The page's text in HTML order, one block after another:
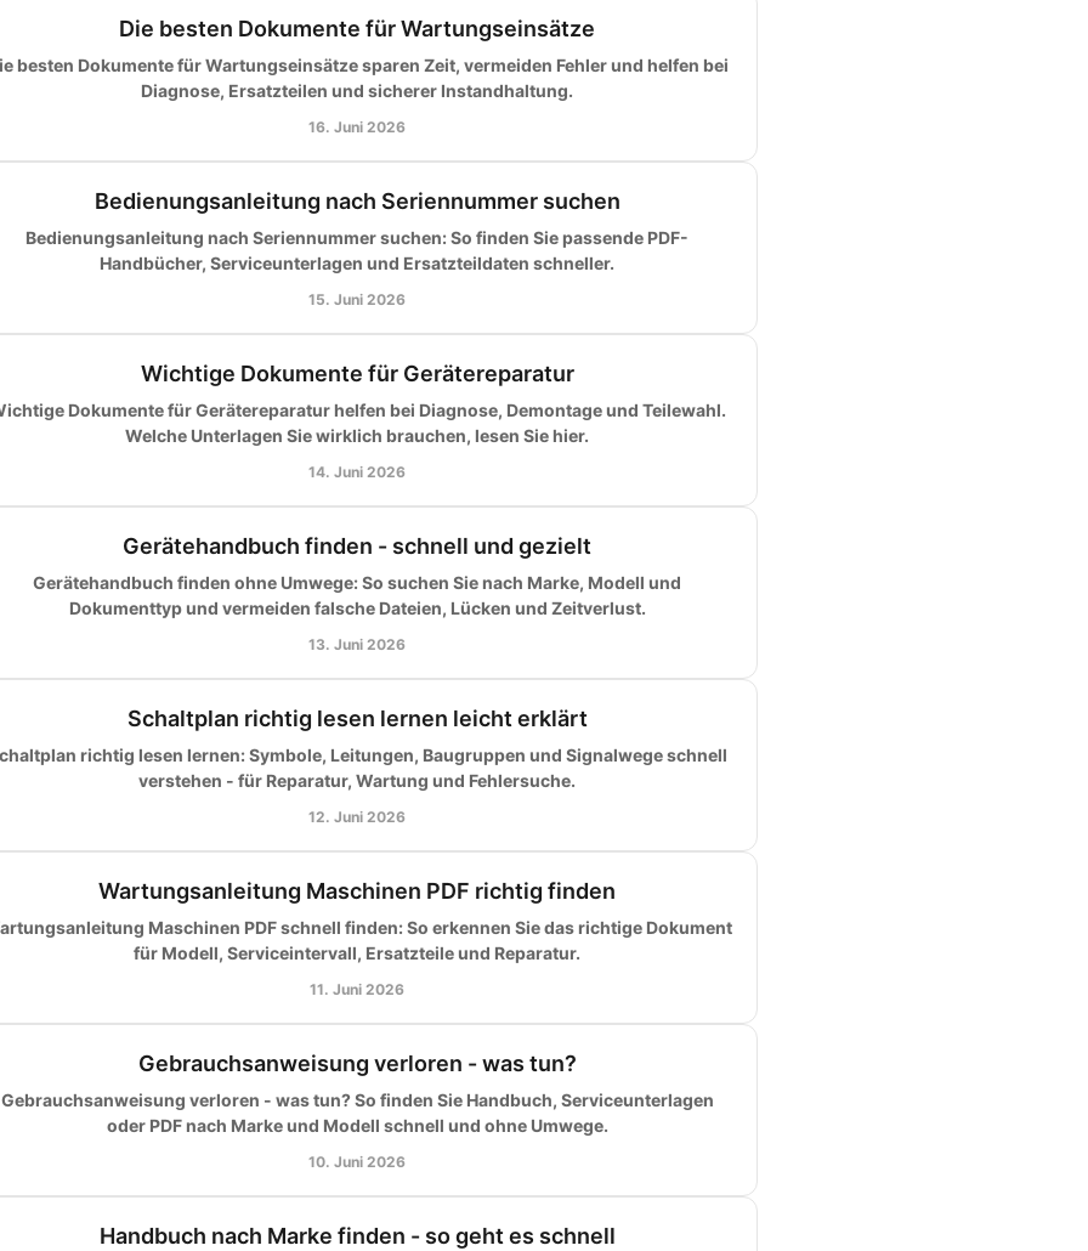
Die besten Dokumente für Wartungseinsätze
besten Dokumente für Wartungseinsätze sparen Zeit, vermeiden Fehler und helfen bei
Diagnose, Ersatzteilen und sicherer Instandhaltung.
16. Juni 2026
Bedienungsanleitung nach Seriennummer suchen
Bedienungsanleitung nach Seriennummer suchen: So finden Sie passende PDF-
Handbücher, Serviceunterlagen und Ersatzteildaten schneller.
15. Juni 2026
Wichtige Dokumente für Gerätereparatur
Dokumente für Gerätereparatur helfen bei Diagnose, Demontage und Teilewahl.
Welche Unterlagen Sie wirklich brauchen, lesen Sie hier.
14. Juni 2026
Gerätehandbuch finden - schnell und gezielt
Gerätehandbuch finden ohne Umwege: So suchen Sie nach Marke, Modell und
Dokumenttyp und vermeiden falsche Dateien, Lücken und Zeitverlust.
13. Juni 2026
Schaltplan richtig lesen lernen leicht erklärt
richtig lesen lernen: Symbole, Leitungen, Baugruppen und Signalwege schnell
verstehen - für Reparatur, Wartung und Fehlersuche.
12. Juni 2026
Wartungsanleitung Maschinen PDF richtig finden
Maschinen PDF schnell finden: So erkennen Sie das richtige Dokument
für Modell, Serviceintervall, Ersatzteile und Reparatur.
11. Juni 2026
Gebrauchsanweisung verloren - was tun?
Gebrauchsanweisung verloren - was tun? So finden Sie Handbuch, Serviceunterlagen
oder PDF nach Marke und Modell schnell und ohne Umwege.
10. Juni 2026
Handbuch nach Marke finden - so geht es schnell